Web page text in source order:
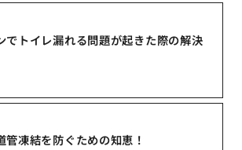
でトイレ漏れる問題が起きた際の解決
管凍結を防ぐための知恵！